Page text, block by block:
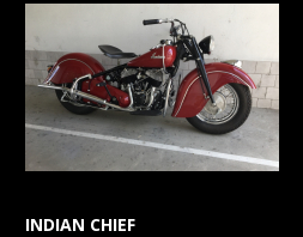
INDIAN CHIEF